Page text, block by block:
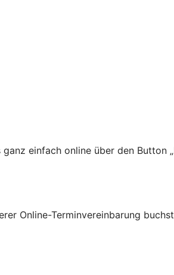
einfach online über den Button
Online-Terminvereinbarung